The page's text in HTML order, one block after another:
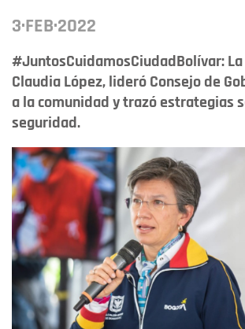
3·FEB·2022
#JuntosCuidamosCiudadBolívar:
Claudia López, lideró Consejo de
a la comunidad y trazó estrategias
seguridad.